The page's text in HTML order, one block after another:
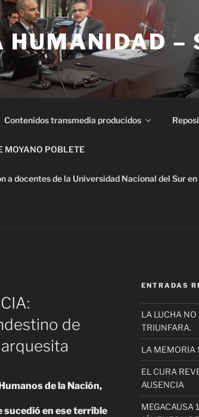
HUMANIDAD –
Contenidos transmedia producidos
MOYANO POBLETE
a docentes de la Universidad Nacional del Sur
de
de la Nación,
en ese terrible
ENTRADAS
LA LUCHA
TRIUNFARA.
LA MEMORIA
EL CURA
AUSENCIA
MEGACAUSA